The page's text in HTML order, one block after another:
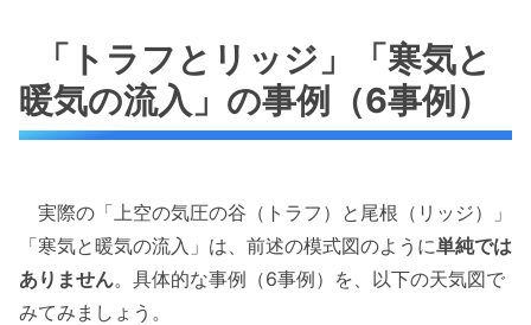
「トラフとリッジ」「寒気と
暖気の流入」の事例（6事例）
実際の「上空の気圧の谷（トラフ）と尾根（リッジ）」
「寒気と暖気の流入」は、前述の模式図のように単純では
ありません。具体的な事例（6事例）を、以下の天気図で
みてみましょう。